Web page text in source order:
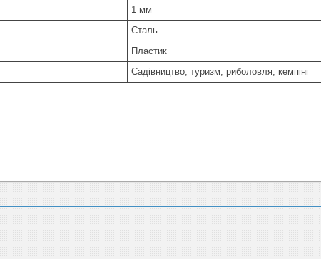
1 мм
Сталь
Пластик
Садівництво, туризм, риболовля, кемпінг